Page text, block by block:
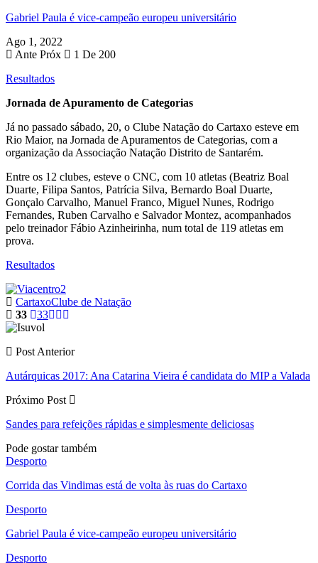
Gabriel Paula é vice-campeão europeu universitário
Ago 1, 2022
Ante Próx
1 De 200
Resultados
Jornada de Apuramento de Categorias
Já no passado sábado, 20, o Clube Natação do Cartaxo esteve em
Rio Maior, na Jornada de Apuramentos de Categorias, com a
organização da Associação Natação Distrito de Santarém.
Entre os 12 clubes, esteve o CNC, com 10 atletas (Beatriz Boal
Duarte, Filipa Santos, Patrícia Silva, Bernardo Boal Duarte,
Gonçalo Carvalho, Manuel Franco, Miguel Nunes, Rodrigo
Fernandes, Ruben Carvalho e Salvador Montez, acompanhados
pelo treinador Fábio Azinheirinha, num total de 119 atletas em
prova.
Resultados
CartaxoClube de Natação
33
33
Post Anterior
Autárquicas 2017: Ana Catarina Vieira é candidata do MIP a Valada
Próximo Post
Sandes para refeições rápidas e simplesmente deliciosas
Pode gostar também
Desporto
Corrida das Vindimas está de volta às ruas do Cartaxo
Desporto
Gabriel Paula é vice-campeão europeu universitário
Desporto